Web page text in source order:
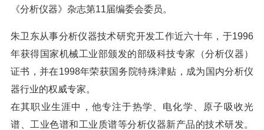
《分析仪器》杂志第11届编委会委员。
朱卫东从事分析仪器技术研究开发工作近六十年，于1996
年获得国家机械工业部颁发的部级科技专家（分析仪器）
证书，并在1998年荣获国务院特殊津贴，成为国内分析仪
器行业的权威专家。
在其职业生涯中，他专注于热学、电化学、原子吸收光
谱、工业色谱和工业质谱等分析仪器新产品的技术研发。